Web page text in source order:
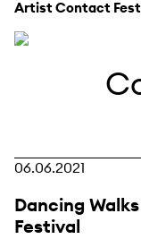
Artist Contact
06.06.2021
Dancing
Festival